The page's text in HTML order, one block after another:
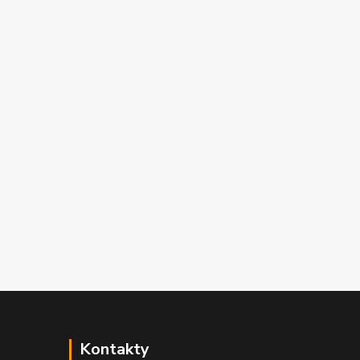
Kontakty